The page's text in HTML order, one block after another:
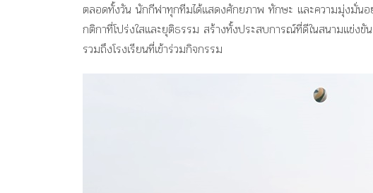
ตลอดทั้งวัน นักกีฬาทุกทีมได้แสดงศักยภาพ ทักษะ และความมุ่งมั่นอ
กติกาที่โปร่งใสและยุติธรรม สร้างทั้งประสบการณ์ที่ดีในสนามแข่ง
รวมถึงโรงเรียนที่เข้าร่วมกิจกรรม